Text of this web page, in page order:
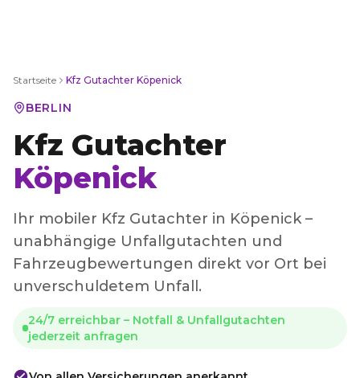
Startseite Kfz Gutachter Köpenick
BERLIN
Kfz Gutachter
Köpenick
Ihr mobiler Kfz Gutachter in Köpenick –
unabhängige Unfallgutachten und
Fahrzeugbewertungen direkt vor Ort bei
unverschuldetem Unfall.
24/7 erreichbar – Notfall & Unfallgutachten
jederzeit anfragen